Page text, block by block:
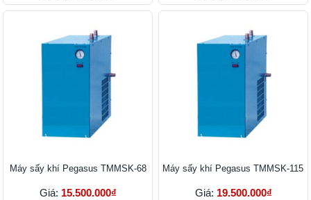
Máy sấy khí Pegasus TMMSK-68
Giá: 15.500.000₫
Máy sấy khí Pegasus TMMSK-115
Giá: 19.500.000₫